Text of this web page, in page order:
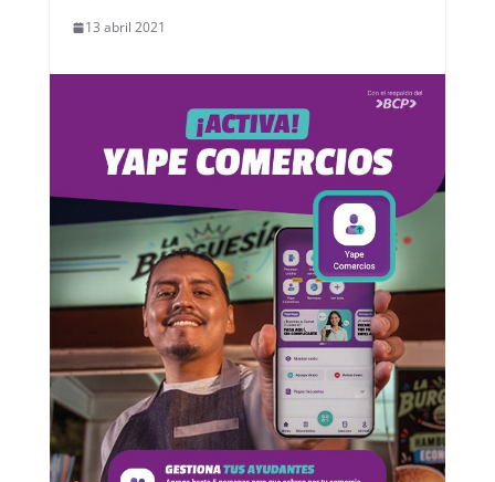
13 abril 2021